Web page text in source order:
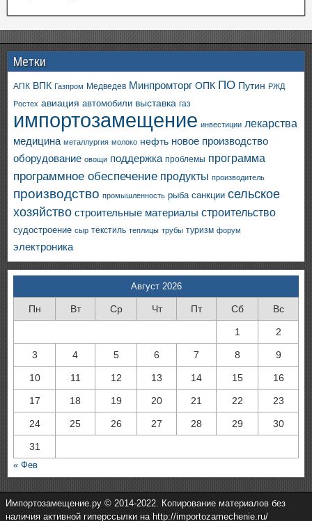
Метки
АПК ВПК Газпром Медведев Минпромторг ОПК ПО Путин РЖД
Ростех авиация автомобили выставка газ
импортозамещение инвестиции лекарства
медицина металлургия молоко нефть новое производство
оборудование овощи поддержка проблемы программа
программное обеспечение продукты производитель
производство промышленность рыба санкции сельское
хозяйство строительные материалы строительство
судостроение сыр текстиль теплицы трубы туризм форум
электроника
Август 2026
Пн Вт Ср Чт Пт Сб Вс
1 2
3 4 5 6 7 8 9
10 11 12 13 14 15 16
17 18 19 20 21 22 23
24 25 26 27 28 29 30
31
« Фев
Импортозамещение.ру © 2014-2022. Копирование материалов без
наличия активной гиперссылки на http://importozamechenie.ru/